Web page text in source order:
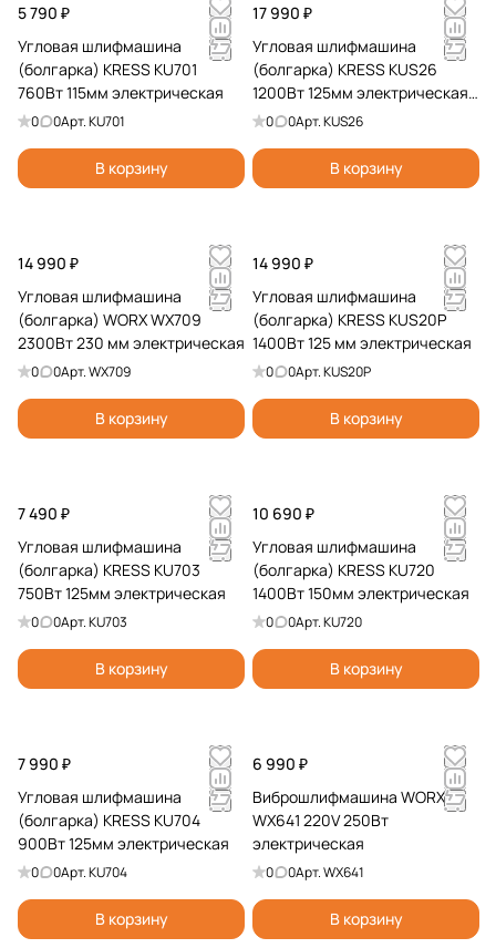
5 790 ₽
Угловая шлифмашина
(болгарка) KRESS KU701
760Вт 115мм электрическая
0 0Арт.KU701
В корзину
17 990 ₽
Угловая шлифмашина
(болгарка) KRESS KUS26
1200Вт 125мм электрическая
бесщеточная
0 0Арт.KUS26
В корзину
14 990 ₽
Угловая шлифмашина
(болгарка) WORX WX709
2300Вт 230 мм электрическая
0 0Арт.WX709
В корзину
14 990 ₽
Угловая шлифмашина
(болгарка) KRESS KUS20P
1400Вт 125 мм электрическая
0 0Арт.KUS20P
В корзину
7 490 ₽
Угловая шлифмашина
(болгарка) KRESS KU703
750Вт 125мм электрическая
0 0Арт.KU703
В корзину
10 690 ₽
Угловая шлифмашина
(болгарка) KRESS KU720
1400Вт 150мм электрическая
0 0Арт.KU720
В корзину
7 990 ₽
Угловая шлифмашина
(болгарка) KRESS KU704
900Вт 125мм электрическая
0 0Арт.KU704
В корзину
6 990 ₽
Виброшлифмашина WORX
WX641 220V 250Вт
электрическая
0 0Арт.WX641
В корзину